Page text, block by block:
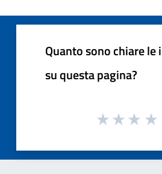
Quanto sono chiare
su questa pagina?